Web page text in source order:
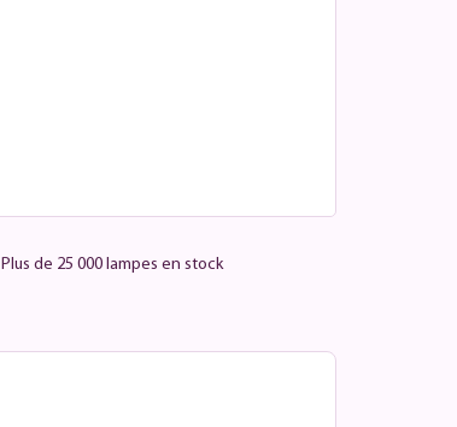
Plus de 25 000 lampes en stock